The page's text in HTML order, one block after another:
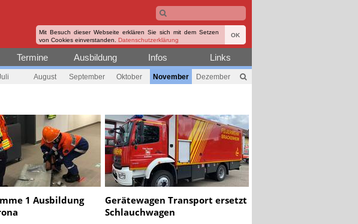
Mit Besuch dieser Webseite erklären Sie sich mit dem Setzen
von Cookies einverstanden. Datenschutzerklärung
OK
Termine Ausbildung Infos Links
August September Oktober November Dezember
1 Ausbildung
Gerätewagen Transport ersetzt
Schlauchwagen